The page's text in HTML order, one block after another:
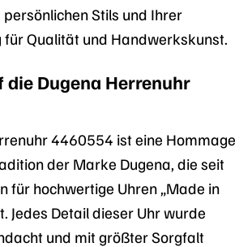
Stils und Ihrer
Qualität und Handwerkskunst.
die Dugena Herrenuhr
4460554 ist eine Hommage
der Marke Dugena, die seit
für hochwertige Uhren „Made in
Jedes Detail dieser Uhr wurde
und mit größter Sorgfalt